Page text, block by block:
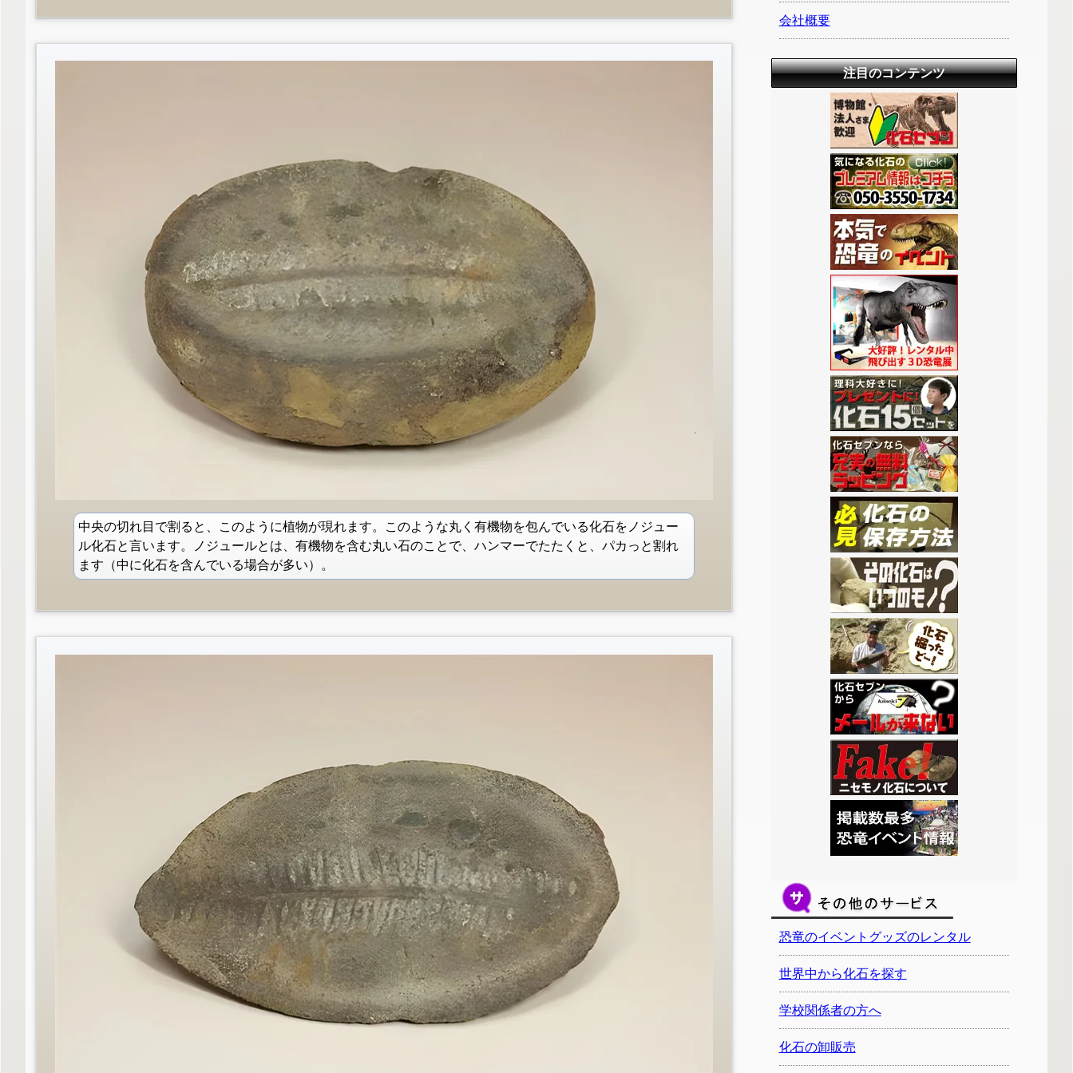
中央の切れ目で割ると、このように植物が現れます。このような丸く有機物を包んでいる化石をノジュー
ル化石と言います。ノジュールとは、有機物を含む丸い石のことで、ハンマーでたたくと、パカっと割れ
ます（中に化石を含んでいる場合が多い）。
会社概要
注目のコンテンツ
恐竜のイベントグッズのレンタル
世界中から化石を探す
学校関係者の方へ
化石の卸販売